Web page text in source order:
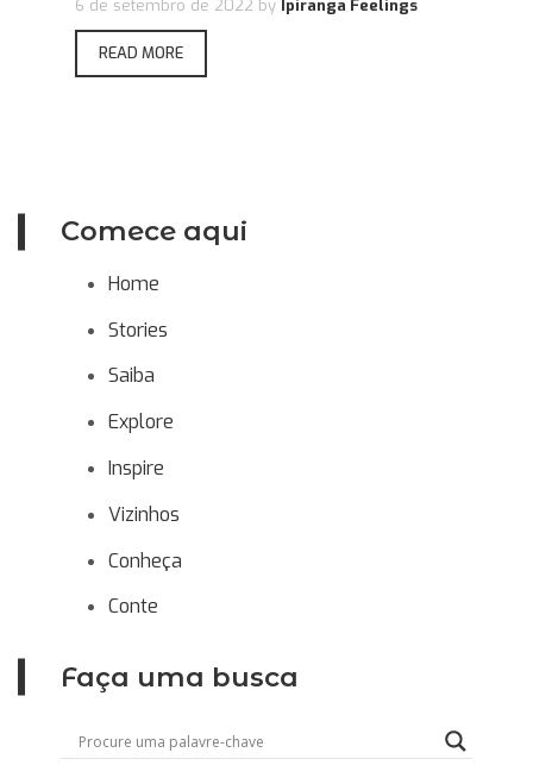
Comece aqui
Home
Stories
Saiba
Explore
Inspire
Vizinhos
Conheça
Conte
Faça uma busca
6 de setembro de 2022 by Ipiranga Feelings
READ MORE